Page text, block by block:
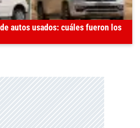
autos usados: cuáles fueron los